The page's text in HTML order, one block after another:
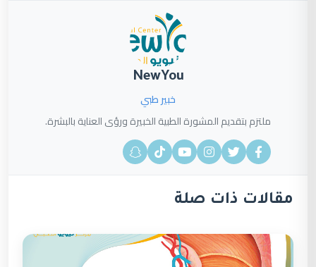
NewYou
خبير طبي
ملتزم بتقديم المشورة الطبية الخبيرة ورؤى العناية بالبشرة.
مقالات ذات صلة